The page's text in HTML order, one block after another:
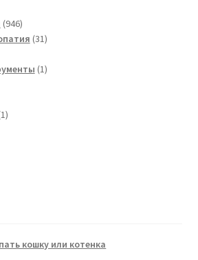
946946
товаров
3131
11
11
кошку или котенка